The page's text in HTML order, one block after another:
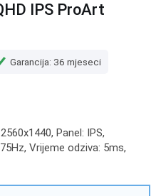
IPS ProArt
Garancija: 36 mjeseci
Panel: IPS,
Vrijeme odziva: 5ms,